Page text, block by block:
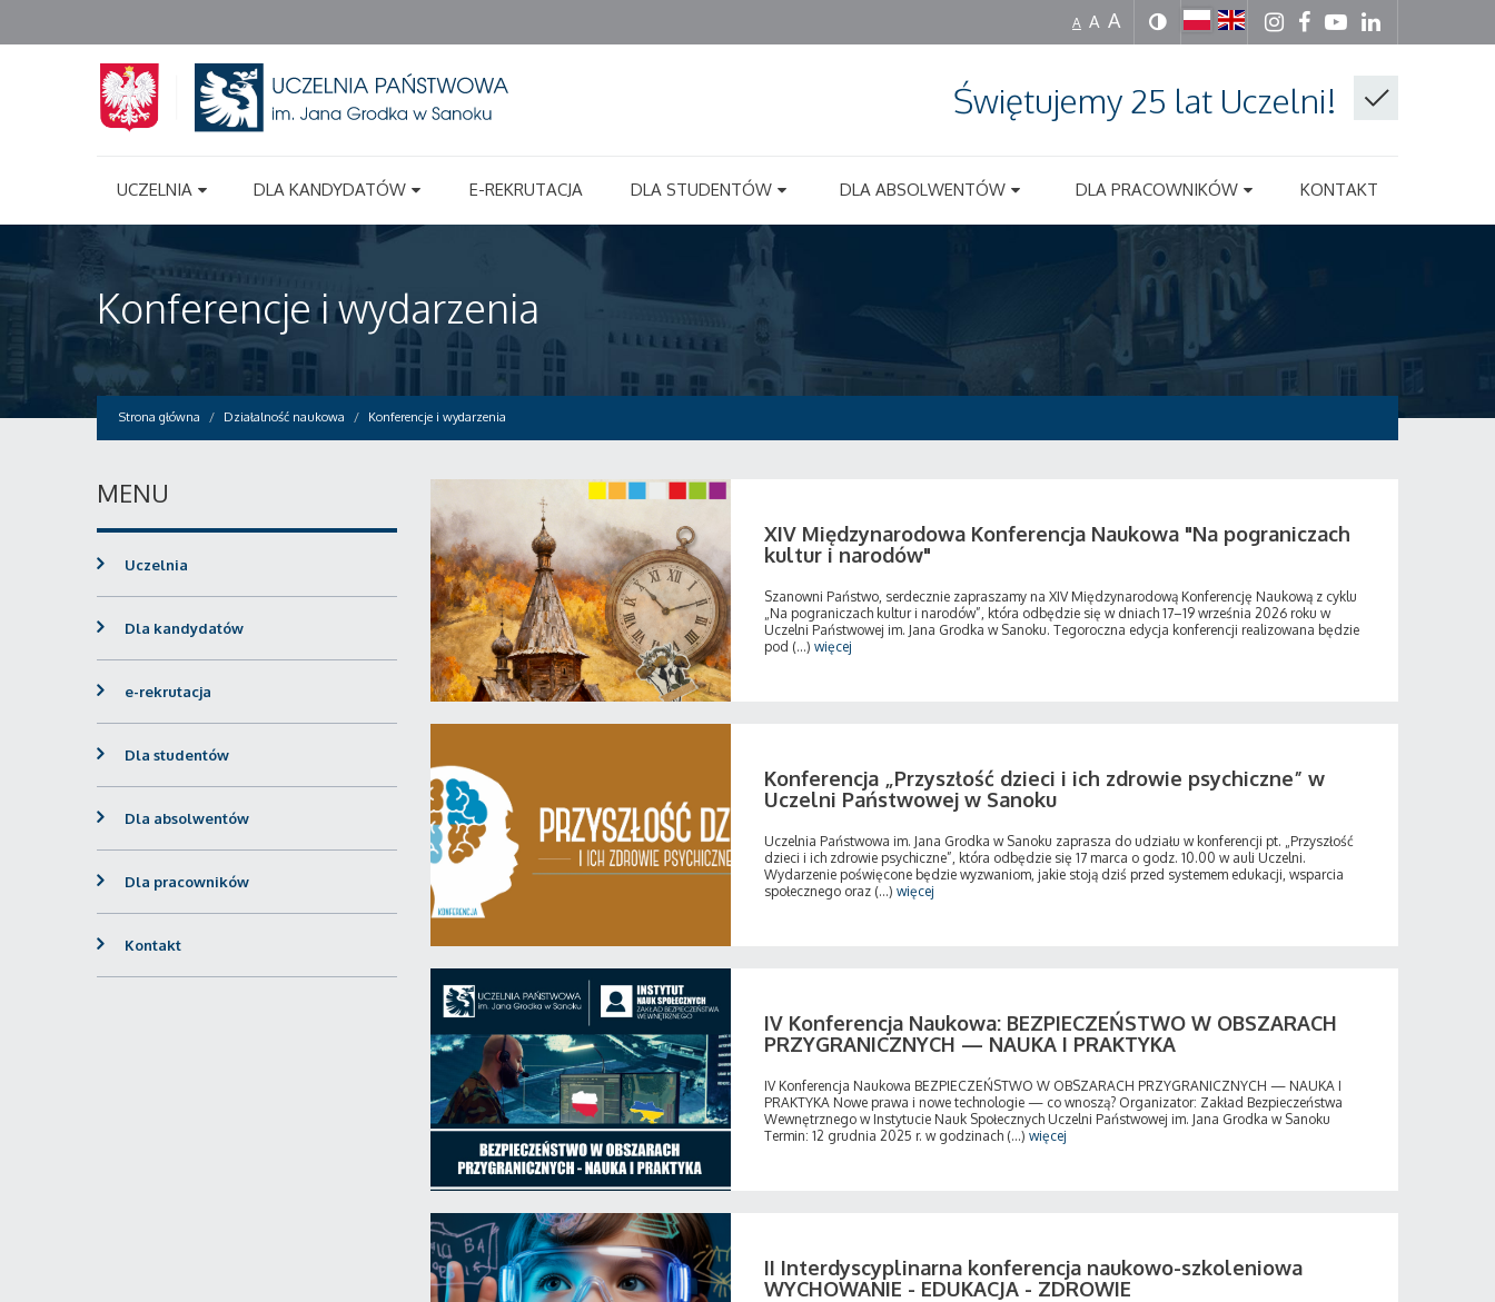
A A A
Świętujemy 25 lat Uczelni!
UCZELNIA DLA KANDYDATÓW E-REKRUTACJA DLA STUDENTÓW DLA ABSOLWENTÓW DLA PRACOWNIKÓW KONTAKT
Konferencje i wydarzenia
Strona główna Działalność naukowa Konferencje i wydarzenia
XIV Międzynarodowa Konferencja Naukowa "Na pograniczach
kultur i narodów"
Szanowni Państwo, serdecznie zapraszamy na XIV Międzynarodową Konferencję Naukową z cyklu
„Na pograniczach kultur i narodów”, która odbędzie się w dniach 17–19 września 2026 roku w
Uczelni Państwowej im. Jana Grodka w Sanoku. Tegoroczna edycja konferencji realizowana będzie
pod (...) więcej
Konferencja „Przyszłość dzieci i ich zdrowie psychiczne” w
Uczelni Państwowej w Sanoku
Uczelnia Państwowa im. Jana Grodka w Sanoku zaprasza do udziału w konferencji pt. „Przyszłość
dzieci i ich zdrowie psychiczne”, która odbędzie się 17 marca o godz. 10.00 w auli Uczelni.
Wydarzenie poświęcone będzie wyzwaniom, jakie stoją dziś przed systemem edukacji, wsparcia
społecznego oraz (...) więcej
IV Konferencja Naukowa: BEZPIECZEŃSTWO W OBSZARACH
PRZYGRANICZNYCH — NAUKA I PRAKTYKA
IV Konferencja Naukowa BEZPIECZEŃSTWO W OBSZARACH PRZYGRANICZNYCH — NAUKA I
PRAKTYKA Nowe prawa i nowe technologie — co wnoszą? Organizator: Zakład Bezpieczeństwa
Wewnętrznego w Instytucie Nauk Społecznych Uczelni Państwowej im. Jana Grodka w Sanoku
Termin: 12 grudnia 2025 r. w godzinach (...) więcej
II Interdyscyplinarna konferencja naukowo-szkoleniowa
WYCHOWANIE - EDUKACJA - ZDROWIE
MENU
Uczelnia
Dla kandydatów
e-rekrutacja
Dla studentów
Dla absolwentów
Dla pracowników
Kontakt